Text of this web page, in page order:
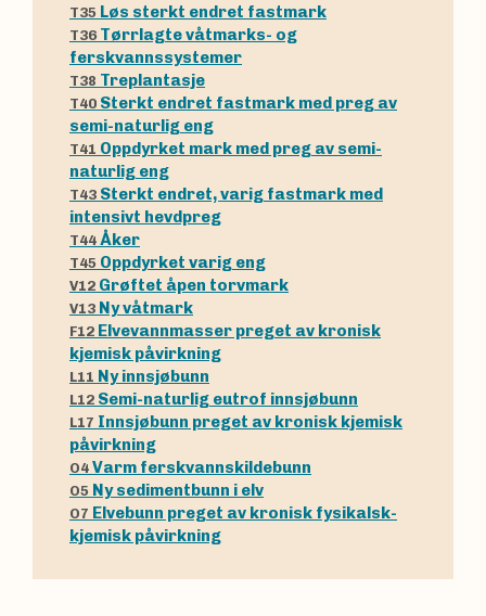
T35 Løs sterkt endret fastmark
T36 Tørrlagte våtmarks- og
ferskvannssystemer
T38 Treplantasje
T40 Sterkt endret fastmark med preg av
semi-naturlig eng
T41 Oppdyrket mark med preg av semi-
naturlig eng
T43 Sterkt endret, varig fastmark med
intensivt hevdpreg
T44 Åker
T45 Oppdyrket varig eng
V12 Grøftet åpen torvmark
V13 Ny våtmark
F12 Elvevannmasser preget av kronisk
kjemisk påvirkning
L11 Ny innsjøbunn
L12 Semi-naturlig eutrof innsjøbunn
L17 Innsjøbunn preget av kronisk kjemisk
påvirkning
O4 Varm ferskvannskildebunn
O5 Ny sedimentbunn i elv
O7 Elvebunn preget av kronisk fysikalsk-
kjemisk påvirkning